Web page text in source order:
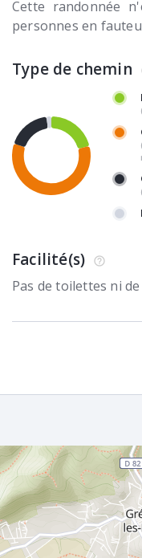
Cette randonnée
personnes en
Type de chemin
Facilité(s)
Pas de toilettes ni